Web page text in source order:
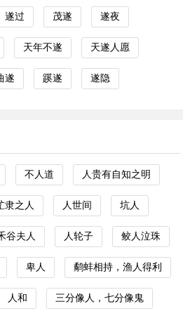
遂过 茂遂 遂夜
天年不遂 天遂人愿
遂 蹊遂 遂隐
不人道 人贵有自知之明
隶之人 人世间 坑人
谷夫人 人轮子 鲛人泣珠
卑人 鹬蚌相持，渔人得利
人和 三分像人，七分像鬼